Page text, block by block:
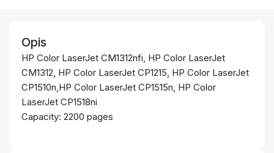
Opis
HP Color LaserJet CM1312nfi, HP Color LaserJet
CM1312, HP Color LaserJet CP1215, HP Color LaserJet
CP1510n,HP Color LaserJet CP1515n, HP Color
LaserJet CP1518ni
Capacity: 2200 pages